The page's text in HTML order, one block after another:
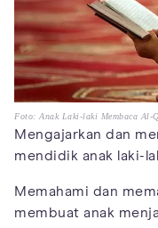
Foto: Anak Laki-laki Membaca Al-
Mengajarkan dan
mendidik anak laki-
Memahami dan
membuat anak